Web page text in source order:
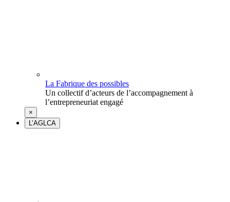
La Fabrique des possibles
Un collectif d’acteurs de l’accompagnement à
l’entrepreneuriat engagé
×
L’AGLCA